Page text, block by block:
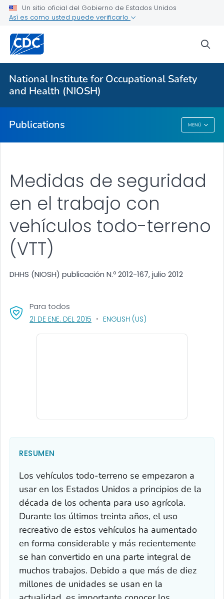
Un sitio oficial del Gobierno de Estados Unidos
Así es como usted puede verificarlo
National Institute for Occupational Safety
and Health (NIOSH)
Publications MENÚ
Workplace Survey Reports
Numbered Communication Products - All
VER TODO
Publications
Medidas de seguridad
en el trabajo con
vehículos todo-terreno
(VTT)
DHHS (NIOSH) publicación N.º 2012-167, julio 2012
Para todos
21 DE ENE. DEL 2015 , VISIT LINK FOR DETAILS.
ENGLISH (US)
RESUMEN
Los vehículos todo-terreno se empezaron a
usar en los Estados Unidos a principios de la
década de los ochenta para uso agrícola.
Durante los últimos treinta años, el uso
recreativo de estos vehículos ha aumentado
en forma considerable y más recientemente
se han convertido en una parte integral de
muchos trabajos. Debido a que más de diez
millones de unidades se usan en la